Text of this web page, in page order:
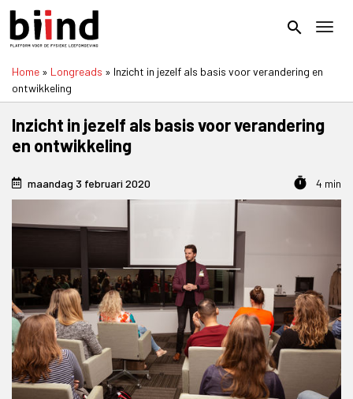
Overslaan
naar
inhoud
gaan
search
Kruimelpad
Home Longreads
Inzicht in jezelf als basis voor verandering en
ontwikkeling
Inzicht in jezelf als basis voor verandering
en ontwikkeling
maandag 3 februari 2020 timer 4 min